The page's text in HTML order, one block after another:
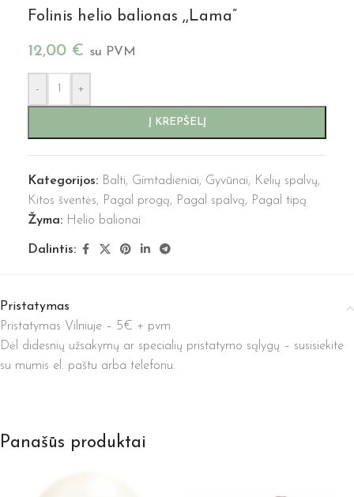
Folinis helio balionas ,,Lama”
12,00 € su PVM
- +
Į KREPŠELĮ
Kategorijos: Balti, Gimtadieniai, Gyvūnai, Kelių spalvų,
Kitos šventės, Pagal progą, Pagal spalvą, Pagal tipą
Žyma: Helio balionai
Dalintis:
Pristatymas
Pristatymas Vilniuje – 5€ + pvm
Dėl didesnių užsakymų ar specialių pristatymo sąlygų – susisiekite
su mumis el. paštu arba telefonu.
Panašūs produktai